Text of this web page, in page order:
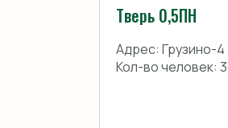
Тверь 0,5ПН
Адрес: Грузино-4
Кол-во человек: 3